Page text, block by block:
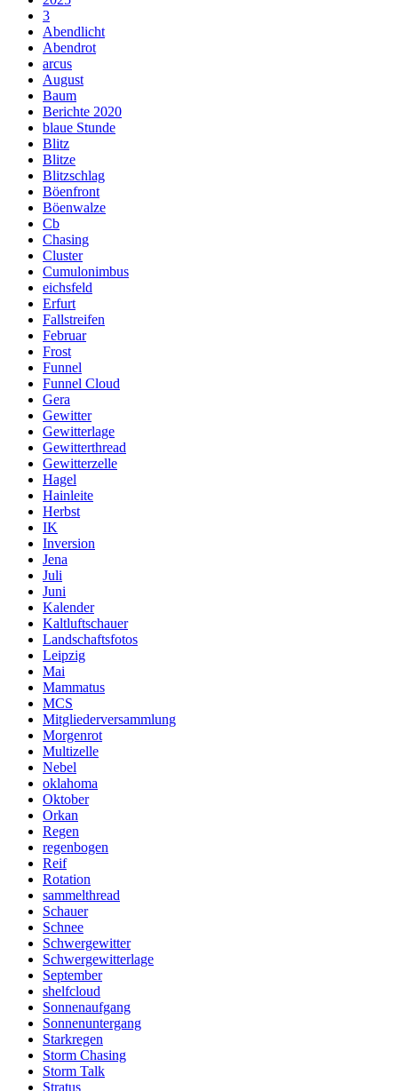
3
Abendlicht
Abendrot
arcus
August
Baum
Berichte 2020
blaue Stunde
Blitz
Blitze
Blitzschlag
Böenfront
Böenwalze
Cb
Chasing
Cluster
Cumulonimbus
eichsfeld
Erfurt
Fallstreifen
Februar
Frost
Funnel
Funnel Cloud
Gera
Gewitter
Gewitterlage
Gewitterthread
Gewitterzelle
Hagel
Hainleite
Herbst
IK
Inversion
Jena
Juli
Juni
Kalender
Kaltluftschauer
Landschaftsfotos
Leipzig
Mai
Mammatus
MCS
Mitgliederversammlung
Morgenrot
Multizelle
Nebel
oklahoma
Oktober
Orkan
Regen
regenbogen
Reif
Rotation
sammelthread
Schauer
Schnee
Schwergewitter
Schwergewitterlage
September
shelfcloud
Sonnenaufgang
Sonnenuntergang
Starkregen
Storm Chasing
Storm Talk
Stratus